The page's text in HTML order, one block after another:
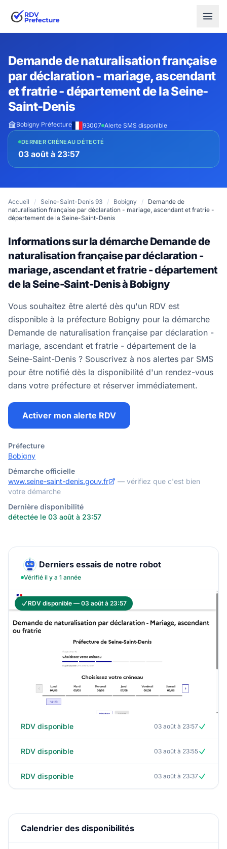
Demande de naturalisation française
par déclaration - mariage, ascendant
et fratrie - département de la Seine-
Saint-Denis
Bobigny Préfecture 93007 Alerte SMS disponible
DERNIER CRÉNEAU DÉTECTÉ
03 août à 23:57
Accueil / Seine-Saint-Denis 93 / Bobigny /
Demande de
naturalisation française par déclaration - mariage, ascendant et fratrie -
département de la Seine-Saint-Denis
Informations sur la démarche Demande de
naturalisation française par déclaration -
mariage, ascendant et fratrie - département
de la Seine-Saint-Denis à Bobigny
Vous souhaitez être alerté dès qu'un RDV est
disponible à la préfecture Bobigny pour la démarche
Demande de naturalisation française par déclaration -
mariage, ascendant et fratrie - département de la
Seine-Saint-Denis ? Souscrivez à nos alertes par SMS
pour être notifié dès la disponibilité d'un rendez-vous
dans votre préfecture et réserver immédiatement.
Activer mon alerte RDV
Préfecture
Bobigny
Démarche officielle
www.seine-saint-denis.gouv.fr
— vérifiez que c'est bien
votre démarche
Dernière disponibilité
détectée le 03 août à 23:57
Derniers essais de notre robot
Vérifié il y a 1 année
RDV disponible — 03 août à 23:57
RDV disponible 03 août à 23:57
RDV disponible 03 août à 23:55
RDV disponible 03 août à 23:37
Calendrier des disponibilités